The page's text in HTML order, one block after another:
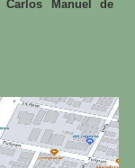
Manuel de